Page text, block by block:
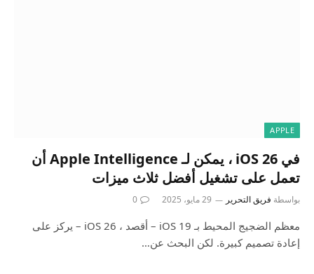
APPLE
في iOS 26 ، يمكن لـ Apple Intelligence أن
تعمل على تشغيل أفضل ثلاث ميزات
بواسطة فريق التحرير 29 مايو، 2025 0
معظم الضجيج المحيط بـ iOS 19 – أقصد ، iOS 26 – يركز على
إعادة تصميم كبيرة. لكن البحث عن…